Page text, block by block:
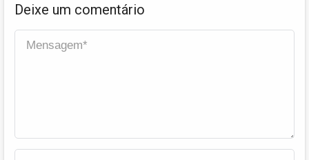
Deixe um comentário